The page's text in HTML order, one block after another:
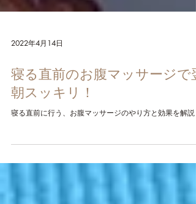
2022年4月14日
寝る直前のお腹マッサージで翌
朝スッキリ！